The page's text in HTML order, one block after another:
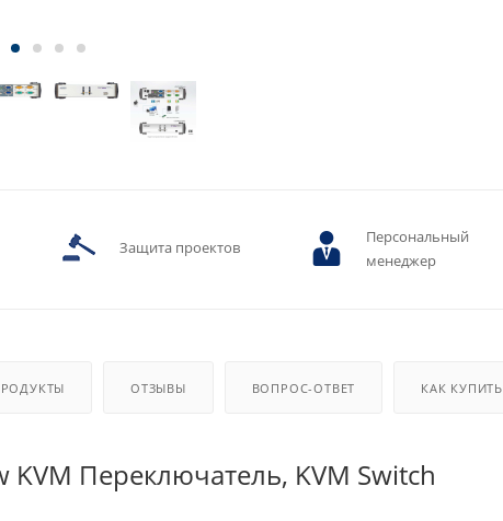
Защита проектов
Персональный
менеджер
ОТЗЫВЫ ВОПРОС-ОТВЕТ КАК КУПИТЬ
Переключатель, KVM Switch